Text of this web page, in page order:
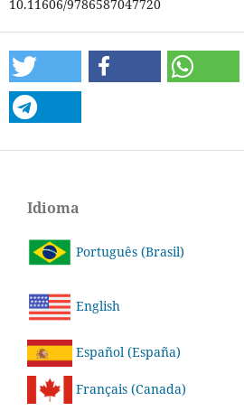
10.11606/9786587047720
Idioma
Português (Brasil)
English
Español (España)
Français (Canada)